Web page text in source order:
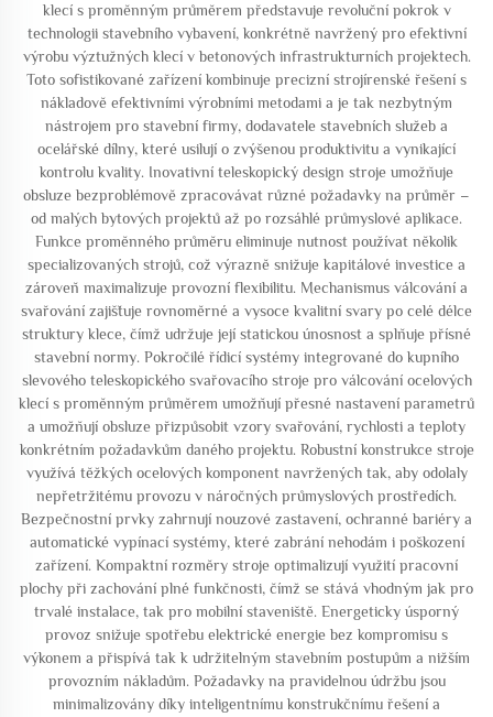
klecí s proměnným průměrem představuje revoluční pokrok v
technologii stavebního vybavení, konkrétně navržený pro efektivní
výrobu výztužných klecí v betonových infrastrukturních projektech.
Toto sofistikované zařízení kombinuje precizní strojírenské řešení s
nákladově efektivními výrobními metodami a je tak nezbytným
nástrojem pro stavební firmy, dodavatele stavebních služeb a
ocelářské dílny, které usilují o zvýšenou produktivitu a vynikající
kontrolu kvality. Inovativní teleskopický design stroje umožňuje
obsluze bezproblémově zpracovávat různé požadavky na průměr –
od malých bytových projektů až po rozsáhlé průmyslové aplikace.
Funkce proměnného průměru eliminuje nutnost používat několik
specializovaných strojů, což výrazně snižuje kapitálové investice a
zároveň maximalizuje provozní flexibilitu. Mechanismus válcování a
svařování zajišťuje rovnoměrné a vysoce kvalitní svary po celé délce
struktury klece, čímž udržuje její statickou únosnost a splňuje přísné
stavební normy. Pokročilé řídicí systémy integrované do kupního
slevového teleskopického svařovacího stroje pro válcování ocelových
klecí s proměnným průměrem umožňují přesné nastavení parametrů
a umožňují obsluze přizpůsobit vzory svařování, rychlosti a teploty
konkrétním požadavkům daného projektu. Robustní konstrukce stroje
využívá těžkých ocelových komponent navržených tak, aby odolaly
nepřetržitému provozu v náročných průmyslových prostředích.
Bezpečnostní prvky zahrnují nouzové zastavení, ochranné bariéry a
automatické vypínací systémy, které zabrání nehodám i poškození
zařízení. Kompaktní rozměry stroje optimalizují využití pracovní
plochy při zachování plné funkčnosti, čímž se stává vhodným jak pro
trvalé instalace, tak pro mobilní staveniště. Energeticky úsporný
provoz snižuje spotřebu elektrické energie bez kompromisu s
výkonem a přispívá tak k udržitelným stavebním postupům a nižším
provozním nákladům. Požadavky na pravidelnou údržbu jsou
minimalizovány díky inteligentnímu konstrukčnímu řešení a